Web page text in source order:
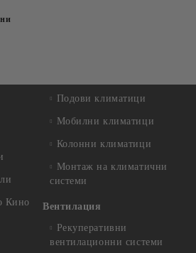
Кино
Подови климатици
Мобилни климатици
Колонни климатици
Монтаж на климатични
системи
Вентилация
Рекуперативни
вентилационни системи